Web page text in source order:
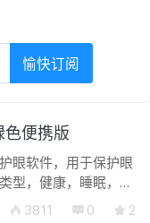
便携版
眼软件，用于保护眼
型，健康，睡眠，阅
太阳镜，黑暗，电
3811 0 2